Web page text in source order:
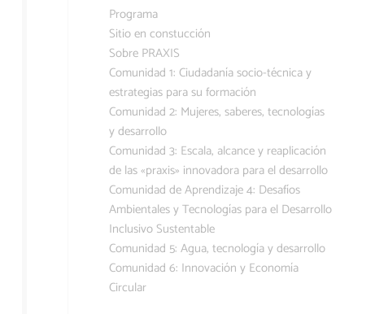
Programa
Sitio en constucción
Sobre PRAXIS
Comunidad 1: Ciudadanía socio-técnica y
estrategias para su formación
Comunidad 2: Mujeres, saberes, tecnologías
y desarrollo
Comunidad 3: Escala, alcance y reaplicación
de las «praxis» innovadora para el desarrollo
Comunidad de Aprendizaje 4: Desafíos
Ambientales y Tecnologías para el Desarrollo
Inclusivo Sustentable
Comunidad 5: Agua, tecnología y desarrollo
Comunidad 6: Innovación y Economía
Circular